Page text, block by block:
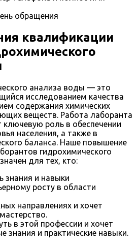
обращения
квалификации
анализа воды — это
исследованием качества
содержания химических
веществ. Работа лаборанта
ключевую роль в обеспечении
населения, а также в
баланса. Наше повышение
гидрохимического
для тех, кто:
знания и навыки
росту в области
направлениях и хочет
в этой профессии и хочет
знания и практические навыки.